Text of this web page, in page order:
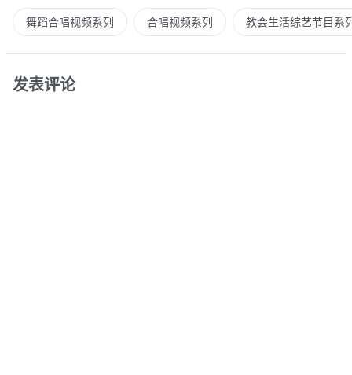
舞蹈合唱视频系列 合唱视频系列 教会生活综艺节目系
发表评论